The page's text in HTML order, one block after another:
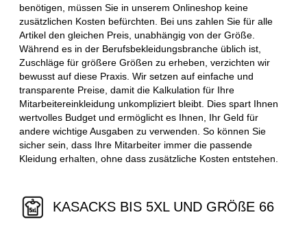
benötigen, müssen Sie in unserem Onlineshop keine
zusätzlichen Kosten befürchten. Bei uns zahlen Sie für alle
Artikel den gleichen Preis, unabhängig von der Größe.
Während es in der Berufsbekleidungsbranche üblich ist,
Zuschläge für größere Größen zu erheben, verzichten wir
bewusst auf diese Praxis. Wir setzen auf einfache und
transparente Preise, damit die Kalkulation für Ihre
Mitarbeitereinkleidung unkompliziert bleibt. Dies spart Ihnen
wertvolles Budget und ermöglicht es Ihnen, Ihr Geld für
andere wichtige Ausgaben zu verwenden. So können Sie
sicher sein, dass Ihre Mitarbeiter immer die passende
Kleidung erhalten, ohne dass zusätzliche Kosten entstehen.
KASACKS BIS 5XL UND GRÖßE 66